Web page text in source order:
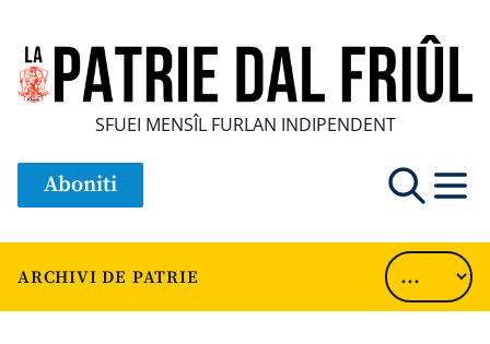
SFUEI MENSÎL FURLAN INDIPENDENT
Aboniti
ARCHIVI DE PATRIE